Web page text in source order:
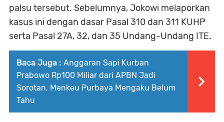
palsu tersebut. Sebelumnya, Jokowi melaporkan
kasus ini dengan dasar Pasal 310 dan 311 KUHP
serta Pasal 27A, 32, dan 35 Undang-Undang ITE.
Baca Juga : Anggaran Sapi Kurban
Prabowo Rp100 Miliar dari APBN Jadi
Sorotan, Menkeu Purbaya Mengaku Belum
Tahu